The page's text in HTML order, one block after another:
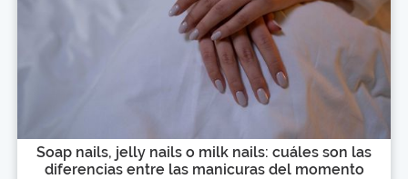
Soap nails, jelly nails o milk nails: cuáles son las
diferencias entre las manicuras del momento